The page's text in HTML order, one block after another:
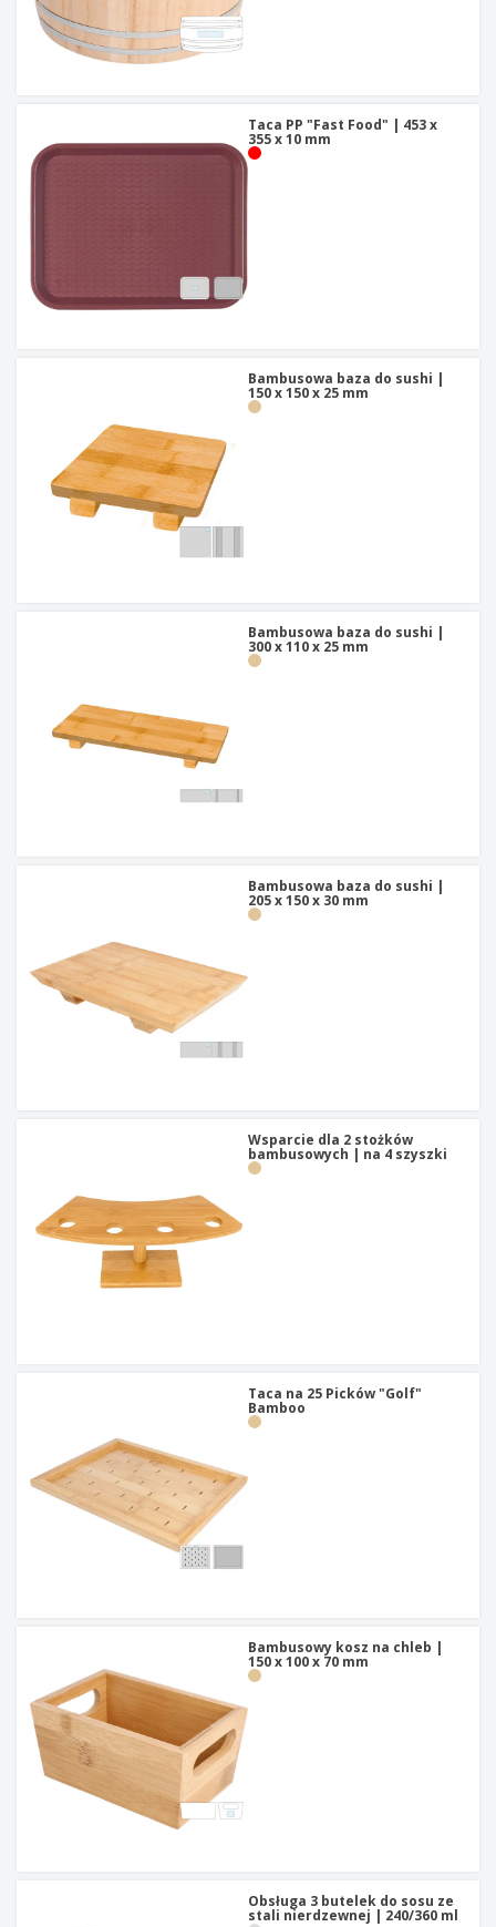
Taca PP "Fast Food" | 453 x
355 x 10 mm
Bambusowa baza do sushi |
150 x 150 x 25 mm
Bambusowa baza do sushi |
300 x 110 x 25 mm
Bambusowa baza do sushi |
205 x 150 x 30 mm
Wsparcie dla 2 stożków
bambusowych | na 4 szyszki
Taca na 25 Picków "Golf"
Bamboo
Bambusowy kosz na chleb |
150 x 100 x 70 mm
Obsługa 3 butelek do sosu ze
stali nierdzewnej | 240/360 ml